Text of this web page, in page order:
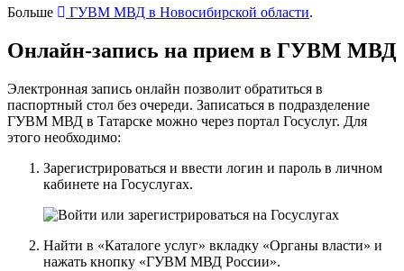
Больше
ГУВМ МВД в Новосибирской области.
Онлайн-запись на прием в ГУВМ МВД
Электронная запись онлайн позволит обратиться в
паспортный стол без очереди. Записаться в подразделение
ГУВМ МВД в Татарске можно через портал Госуслуг. Для
этого необходимо:
Зарегистрироваться и ввести логин и пароль в личном
кабинете на Госуслугах.
Найти в «Каталоге услуг» вкладку «Органы власти» и
нажать кнопку «ГУВМ МВД России».